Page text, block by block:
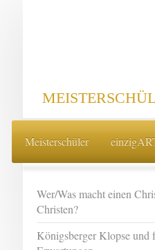
Meisterschüler
Wer/Was macht einen
Christen?
Königsberger Klopse und